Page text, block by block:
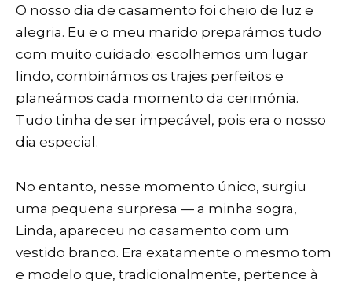
O nosso dia de casamento foi cheio de luz e
alegria. Eu e o meu marido preparámos tudo
com muito cuidado: escolhemos um lugar
lindo, combinámos os trajes perfeitos e
planeámos cada momento da cerimónia.
Tudo tinha de ser impecável, pois era o nosso
dia especial.
No entanto, nesse momento único, surgiu
uma pequena surpresa — a minha sogra,
Linda, apareceu no casamento com um
vestido branco. Era exatamente o mesmo tom
e modelo que, tradicionalmente, pertence à